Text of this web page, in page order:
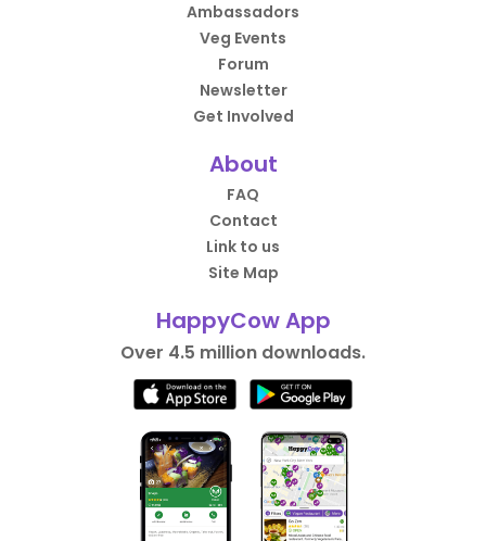
Ambassadors
Veg Events
Forum
Newsletter
Get Involved
About
FAQ
Contact
Link to us
Site Map
HappyCow App
Over 4.5 million downloads.